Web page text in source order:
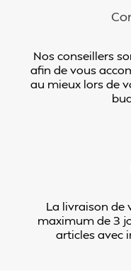
Nos conseillers
afin de vous
au mieux lors de
La livraison de
maximum de 3
articles avec